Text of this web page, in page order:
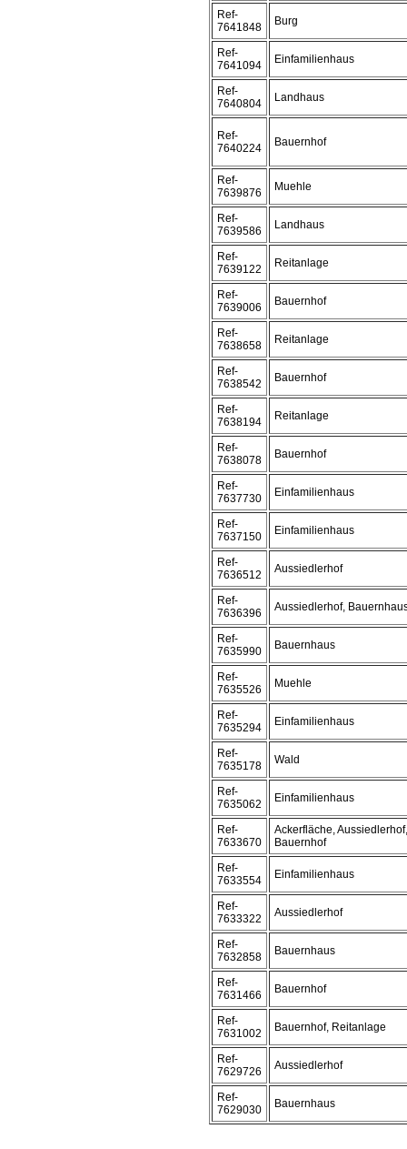
Ref-
7641848
Burg
Ref-
7641094
Einfamilienhaus
Ref-
7640804
Landhaus
Ref-
7640224
Bauernhof
Ref-
7639876
Muehle
Ref-
7639586
Landhaus
Ref-
7639122
Reitanlage
Ref-
7639006
Bauernhof
Ref-
7638658
Reitanlage
Ref-
7638542
Bauernhof
Ref-
7638194
Reitanlage
Ref-
7638078
Bauernhof
Ref-
7637730
Einfamilienhaus
Ref-
7637150
Einfamilienhaus
Ref-
7636512
Aussiedlerhof
Ref-
7636396
Aussiedlerhof,
Ref-
7635990
Bauernhaus
Ref-
7635526
Muehle
Ref-
7635294
Einfamilienhaus
Ref-
7635178
Wald
Ref-
7635062
Einfamilienhaus
Ref-
7633670
Ackerfläche, Aussiedlerhof,
Bauernhof
Ref-
7633554
Einfamilienhaus
Ref-
7633322
Aussiedlerhof
Ref-
7632858
Bauernhaus
Ref-
7631466
Bauernhof
Ref-
7631002
Bauernhof, Reitanlage
Ref-
7629726
Aussiedlerhof
Ref-
7629030
Bauernhaus